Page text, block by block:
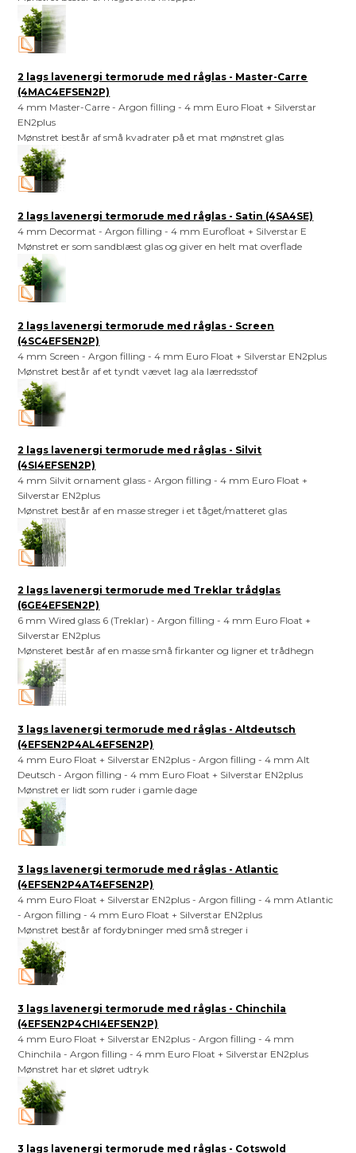
2 lags lavenergi termorude med råglas - Master-Carre
(4MAC4EFSEN2P)
4 mm Master-Carre - Argon filling - 4 mm Euro Float + Silverstar
EN2plus
Mønstret består af små kvadrater på et mat mønstret glas
2 lags lavenergi termorude med råglas - Satin (4SA4SE)
4 mm Decormat - Argon filling - 4 mm Eurofloat + Silverstar E
Mønstret er som sandblæst glas og giver en helt mat overflade
2 lags lavenergi termorude med råglas - Screen
(4SC4EFSEN2P)
4 mm Screen - Argon filling - 4 mm Euro Float + Silverstar EN2plus
Mønstret består af et tyndt vævet lag ala lærredsstof
2 lags lavenergi termorude med råglas - Silvit
(4SI4EFSEN2P)
4 mm Silvit ornament glass - Argon filling - 4 mm Euro Float +
Silverstar EN2plus
Mønstret består af en masse streger i et tåget/matteret glas
2 lags lavenergi termorude med Treklar trådglas
(6GE4EFSEN2P)
6 mm Wired glass 6 (Treklar) - Argon filling - 4 mm Euro Float +
Silverstar EN2plus
Mønsteret består af en masse små firkanter og ligner et trådhegn
3 lags lavenergi termorude med råglas - Altdeutsch
(4EFSEN2P4AL4EFSEN2P)
4 mm Euro Float + Silverstar EN2plus - Argon filling - 4 mm Alt
Deutsch - Argon filling - 4 mm Euro Float + Silverstar EN2plus
Mønstret er lidt som ruder i gamle dage
3 lags lavenergi termorude med råglas - Atlantic
(4EFSEN2P4AT4EFSEN2P)
4 mm Euro Float + Silverstar EN2plus - Argon filling - 4 mm Atlantic
- Argon filling - 4 mm Euro Float + Silverstar EN2plus
Mønstret består af fordybninger med små streger i
3 lags lavenergi termorude med råglas - Chinchila
(4EFSEN2P4CHI4EFSEN2P)
4 mm Euro Float + Silverstar EN2plus - Argon filling - 4 mm
Chinchila - Argon filling - 4 mm Euro Float + Silverstar EN2plus
Mønstret har et sløret udtryk
3 lags lavenergi termorude med råglas - Cotswold